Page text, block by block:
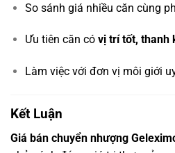
So sánh giá nhiều căn cùng
Ưu tiên căn có vị trí tốt, thanh
Làm việc với đơn vị môi giới
Kết Luận
Giá bán chuyển nhượng